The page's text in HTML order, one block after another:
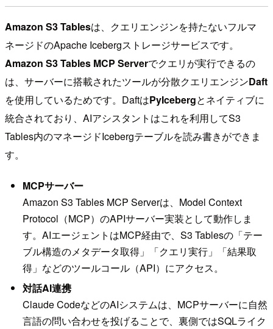
Amazon S3 Tablesは、クエリエンジンを持たないフルマ
ネージドのApache Icebergストレージサービスです。
Amazon S3 Tables MCP Serverでクエリが実行できるの
は、サーバーに搭載されたツールが分散クエリエンジンDaft
を使用しているためです。DaftはPyIcebergとネイティブに
統合されており、AIアシスタントはこれを利用してS3
Tables内のマネージドIcebergテーブルを読み書きができま
す。
MCPサーバー
Amazon S3 Tables MCP Serverは、Model Context
Protocol（MCP）のAPIサーバー実装として動作しま
す。AIエージェントはMCP経由で、S3 Tablesの「テー
ブル構造のメタデータ取得」「クエリ実行」「結果取
得」などのツールコール（API）にアクセス。
対話AI連携
Claude CodeなどのAIシステムは、MCPサーバーに自然
言語の問い合わせを投げることで、裏側ではSQLライク